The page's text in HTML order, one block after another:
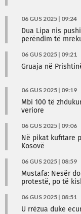
06 GUS 2025 | 09:24
Dua Lipa nis
perëndim të
06 GUS 2025 | 09:21
Gruaja në
06 GUS 2025 | 09:19
Mbi 100 të
veriore
06 GUS 2025 | 09:06
Në pikat kufitare
Kosovë
06 GUS 2025 | 08:59
Mustafa: Nesër
protestë, po të
06 GUS 2025 | 08:51
U rrëzua duke